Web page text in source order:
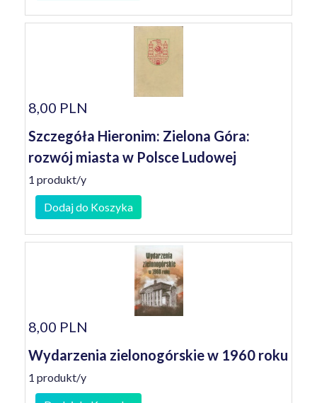
8,00 PLN
Szczegóła Hieronim: Zielona Góra:
rozwój miasta w Polsce Ludowej
1 produkt/y
Dodaj do Koszyka
8,00 PLN
Wydarzenia zielonogórskie w 1960 roku
1 produkt/y